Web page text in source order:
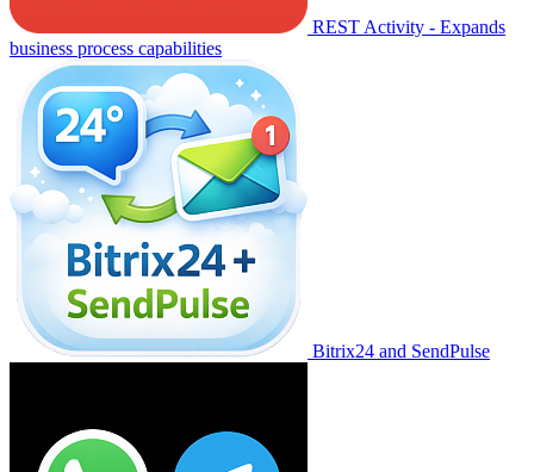
REST Activity - Expands
business process capabilities
Bitrix24 and SendPulse